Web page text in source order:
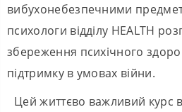
вибухонебезпечними
психологи відділу HEALTH
збереження психічного
підтримку в умовах війни.
Цей життєво важливий